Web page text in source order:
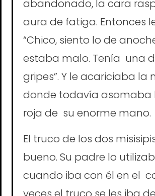
abandonado, la cara
aura de fatiga. Entonces
“Chico, siento lo de
estaba malo. Tenía una
gripes”. Y le acariciaba la
donde todavía asomaba
roja de su enorme mano.
El truco de los dos
bueno. Su padre lo
cuando iba con él en el